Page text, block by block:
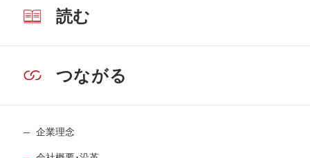
読む
つながる
企業理念